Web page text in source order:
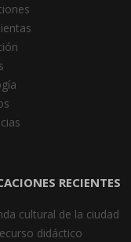
RECIENTES
cultural de la ciudad
didáctico